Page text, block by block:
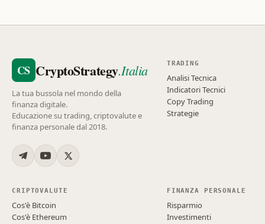
CS CryptoStrategy.Italia
La tua bussola nel mondo della
finanza digitale.
Educazione su trading, criptovalute e
finanza personale dal 2018.
TRADING
Analisi Tecnica
Indicatori Tecnici
Copy Trading
Strategie
CRIPTOVALUTE
Cos'è Bitcoin
Cos'è Ethereum
FINANZA PERSONALE
Risparmio
Investimenti